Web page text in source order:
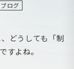
ブログ
どうしても「制
すよね。